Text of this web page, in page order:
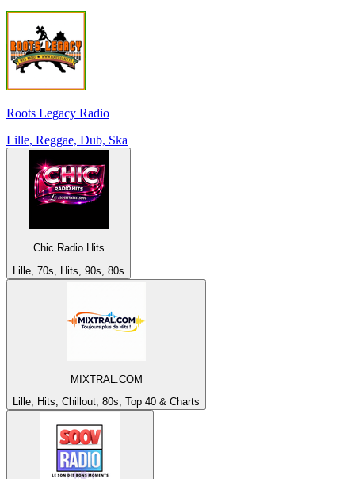
Roots Legacy Radio
Lille, Reggae, Dub, Ska
Chic Radio Hits
Lille, 70s, Hits, 90s, 80s
MIXTRAL.COM
Lille, Hits, Chillout, 80s, Top 40 & Charts